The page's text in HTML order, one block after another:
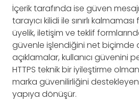
İçerik tarafında ise güven
tarayıcı kilidi ile sınırlı
üyelik, iletişim ve teklif
güvenle işlendiğini net biçimde
açıklamalar, kullanıcı güvenini
HTTPS teknik bir iyileştirme
marka güvenilirliğini
yapıya dönüşür.